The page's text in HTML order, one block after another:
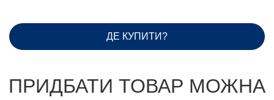
ДЕ КУПИТИ?
ПРИДБАТИ ТОВАР МОЖНА